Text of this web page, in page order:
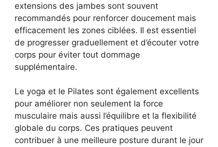
extensions des jambes sont souvent
recommandés pour renforcer doucement mais
efficacement les zones ciblées. Il est essentiel
de progresser graduellement et d’écouter votre
corps pour éviter tout dommage
supplémentaire.
Le yoga et le Pilates sont également excellents
pour améliorer non seulement la force
musculaire mais aussi l’équilibre et la flexibilité
globale du corps. Ces pratiques peuvent
contribuer à une meilleure posture durant le jour